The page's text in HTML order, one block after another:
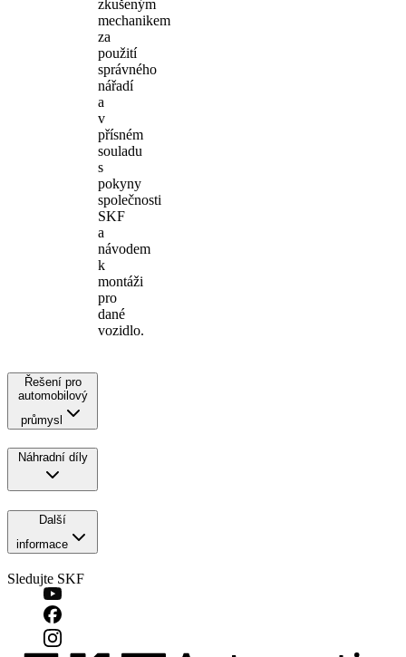
zkušeným
mechanikem
za
použití
správného
nářadí
a
v
přísném
souladu
s
pokyny
společnosti
SKF
a
návodem
k
montáži
pro
dané
vozidlo.
Řešení pro
automobilový
průmysl
Náhradní díly
Další
informace
Sledujte SKF